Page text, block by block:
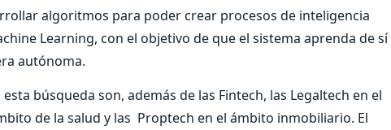
algoritmos para poder crear procesos de inteligencia
Learning, con el objetivo de que el sistema aprenda de sí
autónoma.
búsqueda son, además de las Fintech, las Legaltech en el
de la salud y las Proptech en el ámbito inmobiliario. El